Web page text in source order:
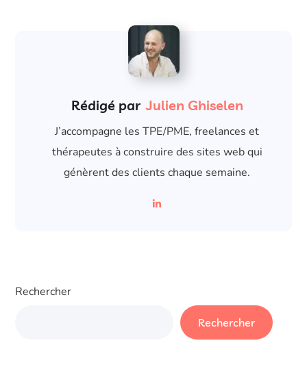
Rédigé par Julien Ghiselen
J’accompagne les TPE/PME, freelances et
thérapeutes à construire des sites web qui
génèrent des clients chaque semaine.
Rechercher
Rechercher